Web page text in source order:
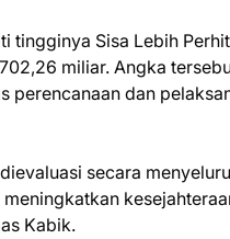
tingginya Sisa Lebih
miliar. Angka
perencanaan dan
secara
Kabik.